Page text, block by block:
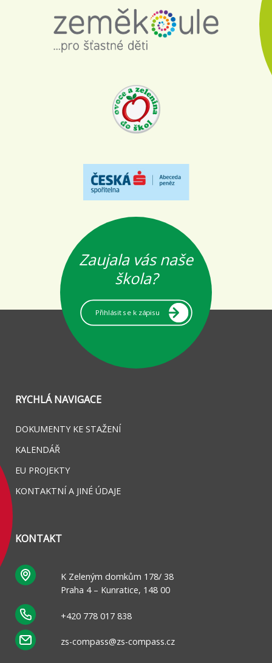
RYCHLÁ NAVIGACE
DOKUMENTY KE STAŽENÍ
KALENDÁŘ
EU PROJEKTY
KONTAKTNÍ A JINÉ ÚDAJE
KONTAKT
K Zeleným domkům 178/ 38
Praha 4 – Kunratice, 148 00
+420 778 017 838
zs-compass@zs-compass.cz
Zaujala vás naše
škola?
Přihlásit se k zápisu